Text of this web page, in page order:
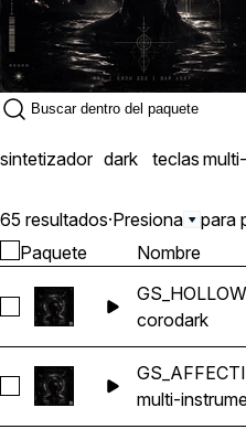
sintetizador dark teclas
65 resultados·Presiona para
Paquete Nombre
Seleccionar
corodark
Seleccionar
multi-